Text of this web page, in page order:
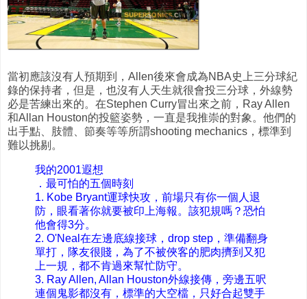
當初應該沒有人預期到，Allen後來會成為NBA史上三分球紀
錄的保持者，但是，也沒有人天生就很會投三分球，外線勢
必是苦練出來的。在Stephen Curry冒出來之前，Ray Allen
和Allan Houston的投籃姿勢，一直是我推崇的對象。他們的
出手點、肢體、節奏等等所謂shooting mechanics，標準到
難以挑剔。
我的2001遐想
．最可怕的五個時刻
1. Kobe Bryant運球快攻，前場只有你一個人退
防，眼看著你就要被印上海報。該犯規嗎？恐怕
他會得3分。
2. O'Neal在左邊底線接球，drop step，準備翻身
單打，隊友很賤，為了不被俠客的肥肉擠到又犯
上一規，都不肯過來幫忙防守。
3. Ray Allen, Allan Houston外線接傳，旁邊五呎
連個鬼影都沒有，標準的大空檔，只好合起雙手